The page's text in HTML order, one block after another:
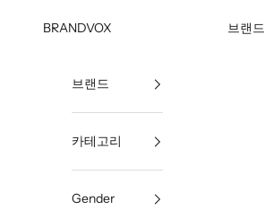
BRANDVOX
브랜드
브랜드
카테고리
Gender